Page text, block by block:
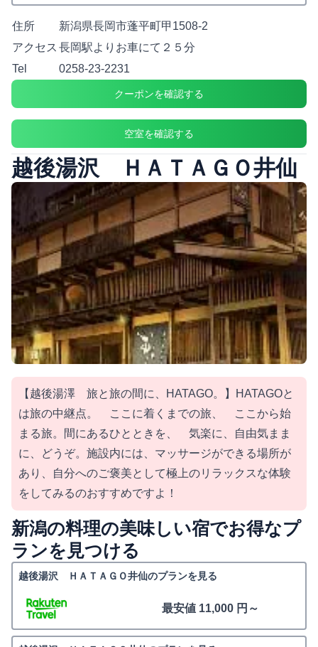
住所
新潟県長岡市蓬平町甲1508-2
アクセス 長岡駅よりお車にて２５分
Tel
0258-23-2231
クーポンを確認する
空室を確認する
越後湯沢 ＨＡＴＡＧＯ井仙
【越後湯澤 旅と旅の間に、HATAGO。】HATAGOと
は旅の中継点。 ここに着くまでの旅、 ここから始
まる旅。間にあるひとときを、 気楽に、自由気まま
に、どうぞ。施設内には、マッサージができる場所が
あり、自分へのご褒美として極上のリラックスな体験
をしてみるのおすすめですよ！
新潟の料理の美味しい宿でお得なプ
ランを見つける
越後湯沢 ＨＡＴＡＧＯ井仙のプランを見る
最安値 11,000 円～